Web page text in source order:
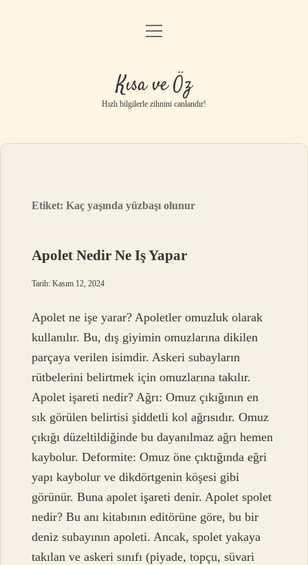
Anasayfa
Gizlilik Politikası
Yasal Uyarı
menüyü
Kısa ve Öz
Hızlı bilgilerle zihnini canlandır!
Etiket:Kaç yaşında yüzbaşı olunur
Apolet Nedir Ne Iş Yapar
Tarih: Kasım 12, 2024
Apolet ne işe yarar? Apoletler omuzluk olarak
kullanılır. Bu, dış giyimin omuzlarına dikilen
parçaya verilen isimdir. Askeri subayların
rütbelerini belirtmek için omuzlarına takılır.
Apolet işareti nedir? Ağrı: Omuz çıkığının en
sık görülen belirtisi şiddetli kol ağrısıdır. Omuz
çıkığı düzeltildiğinde bu dayanılmaz ağrı hemen
kaybolur. Deformite: Omuz öne çıktığında eğri
yapı kaybolur ve dikdörtgenin köşesi gibi
görünür. Buna apolet işareti denir. Apolet spolet
nedir? Bu anı kitabının editörüne göre, bu bir
deniz subayının apoleti. Ancak, spolet yakaya
takılan ve askeri sınıfı (piyade, topçu, süvari